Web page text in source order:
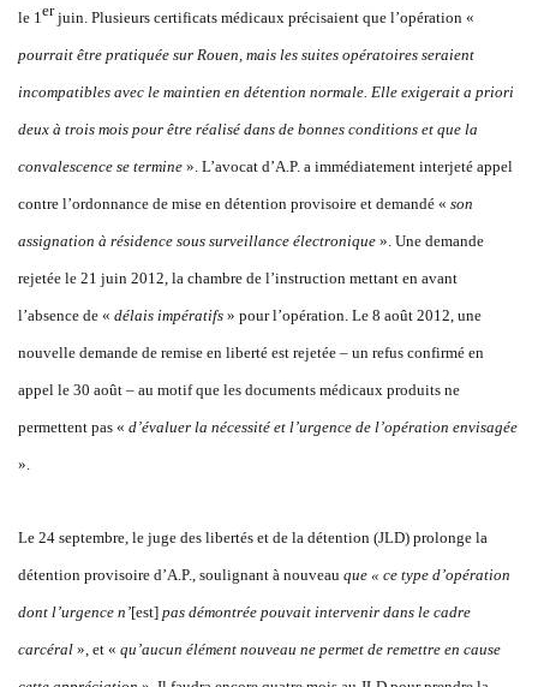
le 1 erjuin. Plusieurs certificats médicaux précisaient que l’opération «
pourrait être pratiquée sur Rouen, mais les suites opératoires seraient
incompatibles avec le maintien en détention normale. Elle exigerait a priori
deux à trois mois pour être réalisé dans de bonnes conditions et que la
convalescence se termine ». L’avocat d’A.P. a immédiatement interjeté appel
contre l’ordonnance de mise en détention provisoire et demandé « son
assignation à résidence sous surveillance électronique ». Une demande
rejetée le 21 juin 2012, la chambre de l’instruction mettant en avant
l’absence de « délais impératifs » pour l’opération. Le 8 août 2012, une
nouvelle demande de remise en liberté est rejetée – un refus confirmé en
appel le 30 août – au motif que les documents médicaux produits ne
permettent pas « d’évaluer la nécessité et l’urgence de l’opération envisagée
».
Le 24 septembre, le juge des libertés et de la détention (JLD) prolonge la
détention provisoire d’A.P., soulignant à nouveau que « ce type d’opération
dont l’urgence n’[est] pas démontrée pouvait intervenir dans le cadre
carcéral », et « qu’aucun élément nouveau ne permet de remettre en cause